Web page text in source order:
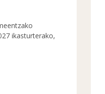
ikasturterako,